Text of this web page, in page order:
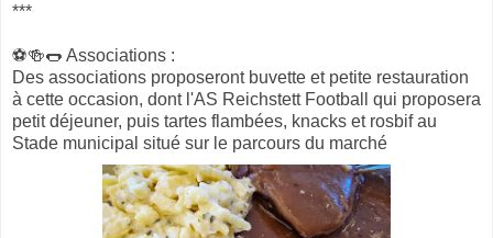
***
⚽️🍻🌭 Associations :
Des associations proposeront buvette et petite restauration
à cette occasion, dont l'AS Reichstett Football qui proposera
petit déjeuner, puis tartes flambées, knacks et rosbif au
Stade municipal situé sur le parcours du marché